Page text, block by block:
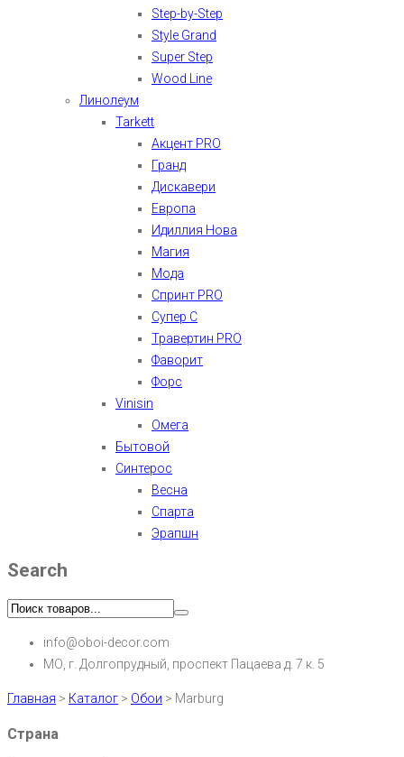
Step-by-Step
Style Grand
Super Step
Wood Line
Линолеум
Tarkett
Акцент PRO
Гранд
Дискавери
Европа
Идиллия Нова
Магия
Мода
Спринт PRO
Супер С
Травертин PRO
Фаворит
Форс
Vinisin
Омега
Бытовой
Синтерос
Весна
Спарта
Эрапшн
Search
info@oboi-decor.com
МО, г. Долгопрудный, проспект Пацаева д. 7 к. 5
Главная > Каталог > Обои > Marburg
Страна